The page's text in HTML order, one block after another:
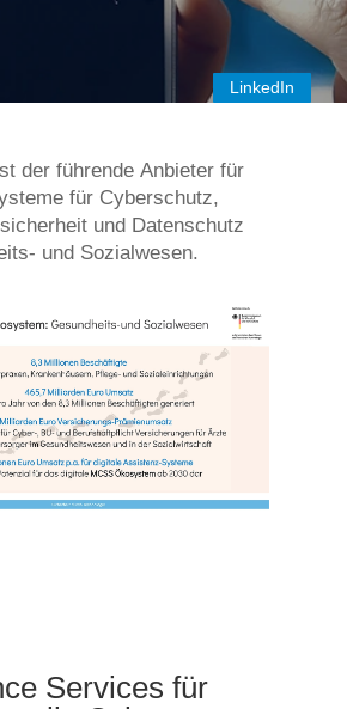
LinkedIn
der führende Anbieter für
für Cyberschutz,
und Datenschutz
und Sozialwesen.
Services für